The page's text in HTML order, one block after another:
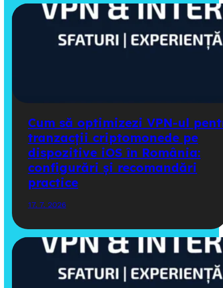
Cum să optimizezi VPN-ul
tranzacții criptomonede pe
dispozitive iOS în România:
configurări și recomandări
practice
17. 7. 2026